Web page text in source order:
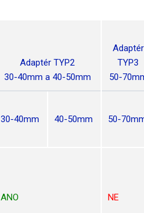
Adaptér TYP2
30-40mm a 40-50mm
Adaptér
TYP3
50-
30-40mm 40-50mm 50-
ANO NE